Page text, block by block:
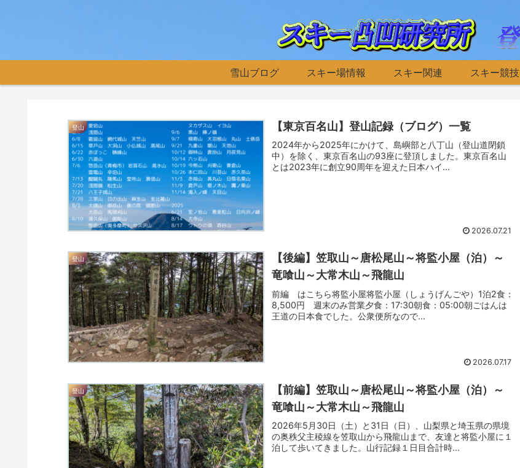
雪山ブログ スキー場情報 スキー関連 スキー競技
登山 【東京百名山】登山記録（ブログ）一覧
2024年から2025年にかけて、島嶼部と八丁山（登山道閉鎖
中）を除く、東京百名山の93座に登頂しました。東京百名山
とは2023年に創立90周年を迎えた日本ハイ...
2026.07.21
登山
【後編】笠取山～唐松尾山～将監小屋（泊）～
竜喰山～大常木山～飛龍山
前編 はこちら将監小屋将監小屋（しょうげんごや）1泊2食：
8,500円 週末のみ営業夕食：17:30朝食：05:00朝ごはんは
王道の日本食でした。公衆便所なので...
2026.07.17
登山
【前編】笠取山～唐松尾山～将監小屋（泊）～
竜喰山～大常木山～飛龍山
2026年5月30日（土）と31日（日）、山梨県と埼玉県の県境
の奥秩父主稜線を笠取山から飛龍山まで、友達と将監小屋に１
泊して歩いてきました。山行記録１日目合計時...